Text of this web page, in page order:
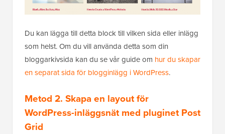
Du kan lägga till detta block till vilken sida eller inlägg
som helst. Om du vill använda detta som din
bloggarkivsida kan du se vår guide om hur du skapar
en separat sida för blogginlägg i WordPress.
Metod 2. Skapa en layout för
WordPress-inläggsnät med pluginet Post
Grid